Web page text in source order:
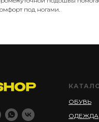
под ногами.
ОБУВЬ
ОДЕЖДА